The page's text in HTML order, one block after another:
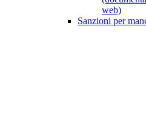
web)
Sanzioni per